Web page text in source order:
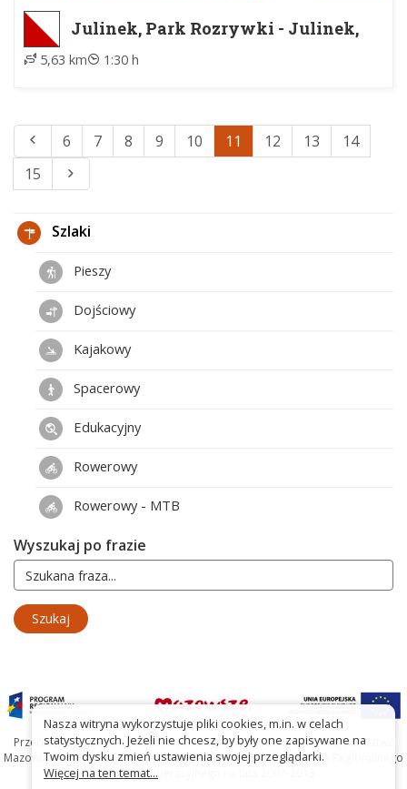
Julinek, Park Rozrywki - Julinek,
Park Rozrywki
5,63 km 1:30 h
6 7 8 9 10 11 12 13
14
15
Szlaki
Pieszy
Dojściowy
Kajakowy
Spacerowy
Edukacyjny
Rowerowy
Rowerowy - MTB
Wyszukaj po frazie
Przedsięwzięcie współfinansowane ze środków Samorządu Województwa
Mazowieckiego oraz Unię Europejską w ramach Mazowieckiego Regionalnego
Programu Operacyjnego na lata 2007-2013
Nasza witryna wykorzystuje pliki cookies, m.in. w celach
statystycznych. Jeżeli nie chcesz, by były one zapisywane na
Twoim dysku zmień ustawienia swojej przeglądarki.
Więcej na ten temat...